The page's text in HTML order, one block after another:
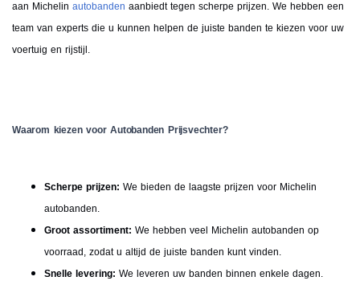
aan Michelin autobanden aanbiedt tegen scherpe prijzen. We hebben een
team van experts die u kunnen helpen de juiste banden te kiezen voor uw
voertuig en rijstijl.
Waarom kiezen voor Autobanden Prijsvechter?
Scherpe prijzen: We bieden de laagste prijzen voor Michelin
autobanden.
Groot assortiment: We hebben veel Michelin autobanden op
voorraad, zodat u altijd de juiste banden kunt vinden.​​
Snelle levering: We leveren uw banden binnen enkele dagen.